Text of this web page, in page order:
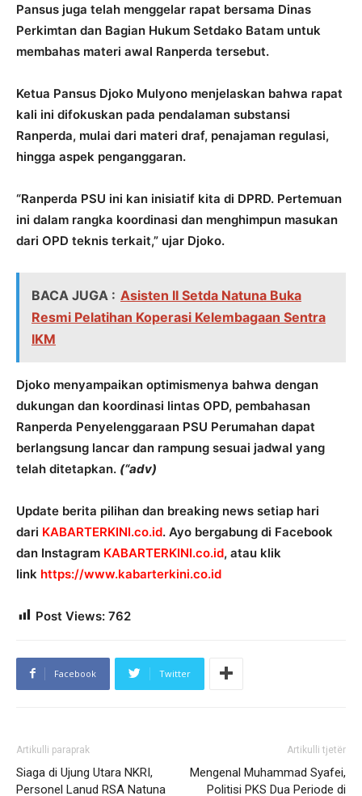
Pansus juga telah menggelar rapat bersama Dinas
Perkimtan dan Bagian Hukum Setdako Batam untuk
membahas materi awal Ranperda tersebut.
Ketua Pansus Djoko Mulyono menjelaskan bahwa rapat
kali ini difokuskan pada pendalaman substansi
Ranperda, mulai dari materi draf, penajaman regulasi,
hingga aspek penganggaran.
“Ranperda PSU ini kan inisiatif kita di DPRD. Pertemuan
ini dalam rangka koordinasi dan menghimpun masukan
dari OPD teknis terkait,” ujar Djoko.
BACA JUGA : Asisten II Setda Natuna Buka
Resmi Pelatihan Koperasi Kelembagaan Sentra
IKM
Djoko menyampaikan optimismenya bahwa dengan
dukungan dan koordinasi lintas OPD, pembahasan
Ranperda Penyelenggaraan PSU Perumahan dapat
berlangsung lancar dan rampung sesuai jadwal yang
telah ditetapkan. (“adv)
Update berita pilihan dan breaking news setiap hari
dari KABARTERKINI.co.id. Ayo bergabung di Facebook
dan Instagram KABARTERKINI.co.id, atau klik
link https://www.kabarterkini.co.id
Post Views: 762
Facebook Twitter
Artikulli paraprak
Siaga di Ujung Utara NKRI,
Personel Lanud RSA Natuna
Artikulli tjetër
Mengenal Muhammad Syafei,
Politisi PKS Dua Periode di